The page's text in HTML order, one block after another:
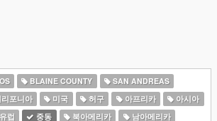
BLAINE COUNTY
SAN ANDREAS
포니아 미국 허구 아프리카
아시아
럽 중동 북아메리카 남아메리카